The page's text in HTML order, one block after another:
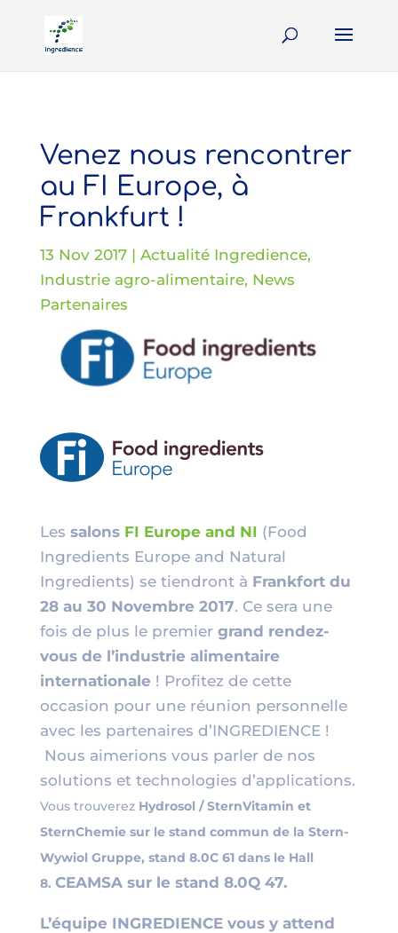
Venez nous rencontrer
au FI Europe, à
Frankfurt !
13 Nov 2017| Actualité Ingredience,
Industrie agro-alimentaire, News
Partenaires
Les salons FI Europe and NI (Food
Ingredients Europe and Natural
Ingredients) se tiendront à Frankfort du
28 au 30 Novembre 2017. Ce sera une
fois de plus le premier grand rendez-
vous de l’industrie alimentaire
internationale ! Profitez de cette
occasion pour une réunion personnelle
avec les partenaires d’INGREDIENCE !
Nous aimerions vous parler de nos
solutions et technologies d’applications.
Vous trouverez Hydrosol / SternVitamin et
SternChemie sur le stand commun de la Stern-
Wywiol Gruppe, stand 8.0C 61 dans le Hall
8. CEAMSA sur le stand 8.0Q 47.
L’équipe INGREDIENCE vous y attend